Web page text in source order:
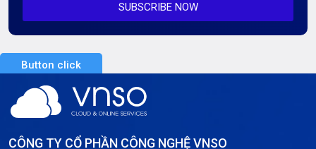
Server Dedicated (Máy chủ riêng)
Server GPU
Server Windows
SUBSCRIBE NOW
Button click
CÔNG TY CỔ PHẦN CÔNG NGHỆ VNSO